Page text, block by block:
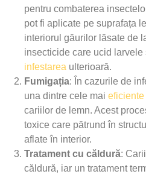
pentru combaterea
pot fi aplicate pe suprafața
interiorul găurilor lăsate de
insecticide care ucid larvele
infestarea ulterioară.
Fumigația: În cazurile de
una dintre cele mai
cariilor de lemn. Acest
toxice care pătrund în
aflate în interior.
Tratament cu căldură:
căldură, iar un tratament